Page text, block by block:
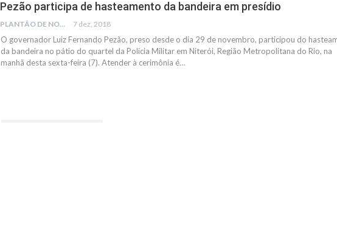
Pezão participa de hasteamento da bandeira em presídio
PLANTÃO DE NOTÍCIAS 7 dez, 2018
O governador Luiz Fernando Pezão, preso desde o dia 29 de novembro, participou do
da bandeira no pátio do quartel da Polícia Militar em Niterói, Região Metropolitana do Rio, na
manhã desta sexta-feira (7). Atender à cerimônia é…